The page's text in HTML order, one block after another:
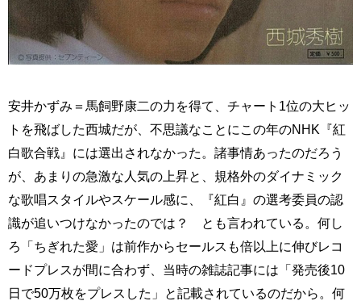
安井かずみ＝馬飼野康二の力を得て、チャート1位の大ヒッ
トを飛ばした西城だが、不思議なことにこの年のNHK『紅
白歌合戦』には選出されなかった。諸事情あったのだろう
が、あまりの急激な人気の上昇と、規格外のダイナミック
な歌唱スタイルやスケール感に、『紅白』の選考委員の認
識が追いつけなかったのでは？ とも言われている。何し
ろ「ちぎれた愛」は前作からセールスも倍以上に伸びレコ
ードプレスが間に合わず、当時の雑誌記事には「発売後10
日で50万枚をプレスした」と記載されているのだから。何